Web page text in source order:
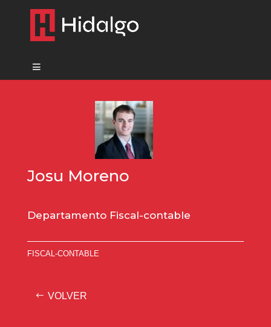
Josu Moreno
Departamento Fiscal-contable
FISCAL-CONTABLE
VOLVER